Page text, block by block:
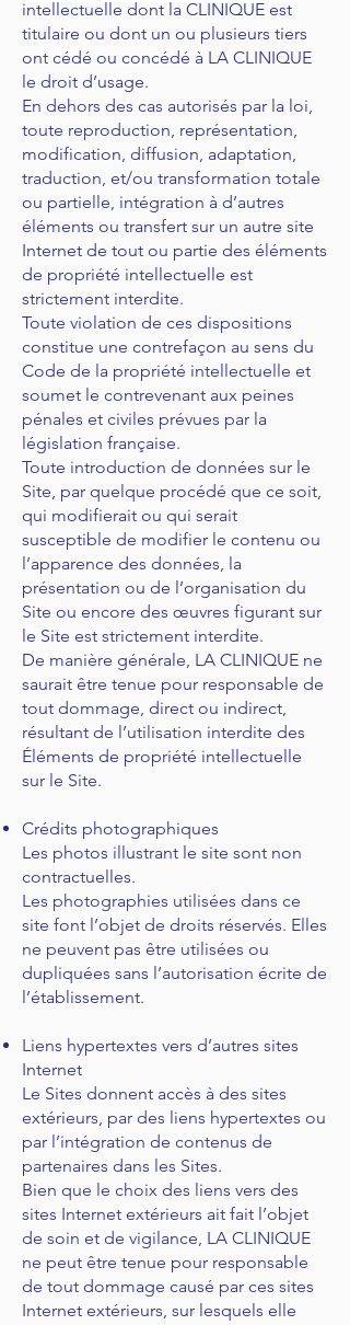
intellectuelle dont la CLINIQUE est
titulaire ou dont un ou plusieurs tiers
ont cédé ou concédé à LA CLINIQUE
le droit d’usage.
En dehors des cas autorisés par la loi,
toute reproduction, représentation,
modification, diffusion, adaptation,
traduction, et/ou transformation totale
ou partielle, intégration à d’autres
éléments ou transfert sur un autre site
Internet de tout ou partie des éléments
de propriété intellectuelle est
strictement interdite.
Toute violation de ces dispositions
constitue une contrefaçon au sens du
Code de la propriété intellectuelle et
soumet le contrevenant aux peines
pénales et civiles prévues par la
législation française.
Toute introduction de données sur le
Site, par quelque procédé que ce soit,
qui modifierait ou qui serait
susceptible de modifier le contenu ou
l’apparence des données, la
présentation ou de l’organisation du
Site ou encore des œuvres figurant sur
le Site est strictement interdite.
De manière générale, LA CLINIQUE ne
saurait être tenue pour responsable de
tout dommage, direct ou indirect,
résultant de l’utilisation interdite des
Éléments de propriété intellectuelle
sur le Site.
Crédits photographiques
Les photos illustrant le site sont non
contractuelles.
Les photographies utilisées dans ce
site font l’objet de droits réservés. Elles
ne peuvent pas être utilisées ou
dupliquées sans l’autorisation écrite de
l’établissement.
Liens hypertextes vers d’autres sites
Internet
Le Sites donnent accès à des sites
extérieurs, par des liens hypertextes ou
par l’intégration de contenus de
partenaires dans les Sites.
Bien que le choix des liens vers des
sites Internet extérieurs ait fait l’objet
de soin et de vigilance, LA CLINIQUE
ne peut être tenue pour responsable
de tout dommage causé par ces sites
Internet extérieurs, sur lesquels elle